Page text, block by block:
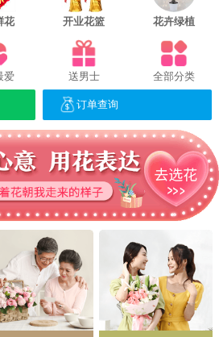
花 开业花篮 花卉绿植
爱 送男士 全部分类
订单查询